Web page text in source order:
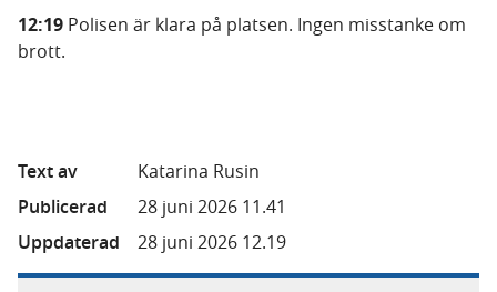
12:19 Polisen är klara på platsen. Ingen misstanke om
brott.
Text av
Katarina Rusin
Publicerad
28 juni 2026 11.41
Uppdaterad
28 juni 2026 12.19